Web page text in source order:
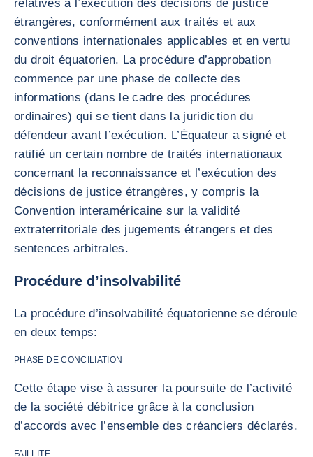
relatives à l’exécution des décisions de justice
étrangères, conformément aux traités et aux
conventions internationales applicables et en vertu
du droit équatorien. La procédure d’approbation
commence par une phase de collecte des
informations (dans le cadre des procédures
ordinaires) qui se tient dans la juridiction du
défendeur avant l’exécution. L’Équateur a signé et
ratifié un certain nombre de traités internationaux
concernant la reconnaissance et l’exécution des
décisions de justice étrangères, y compris la
Convention interaméricaine sur la validité
extraterritoriale des jugements étrangers et des
sentences arbitrales.
Procédure d’insolvabilité
La procédure d’insolvabilité équatorienne se déroule
en deux temps:
PHASE DE CONCILIATION
Cette étape vise à assurer la poursuite de l’activité
de la société débitrice grâce à la conclusion
d’accords avec l’ensemble des créanciers déclarés.
FAILLITE